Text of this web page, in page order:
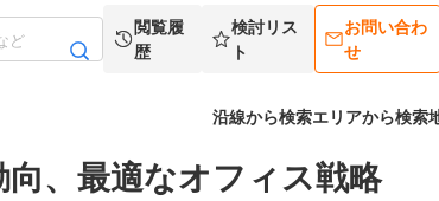
閲覧履
歴
検討リス
ト
お問い合わ
せ
沿線から検索エリアから検索
、最適なオフィス戦略